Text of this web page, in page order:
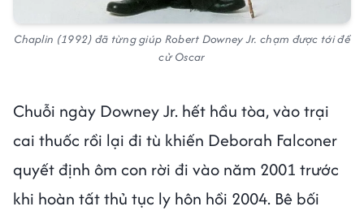
Chaplin (1992) đã từng giúp Robert Downey Jr. chạm được tới đề
cử Oscar
Chuỗi ngày Downey Jr. hết hầu tòa, vào trại
cai thuốc rồi lại đi tù khiến Deborah Falconer
quyết định ôm con rời đi vào năm 2001 trước
khi hoàn tất thủ tục ly hôn hồi 2004. Bê bối